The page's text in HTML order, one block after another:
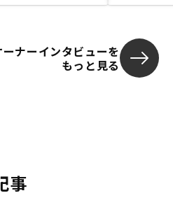
ーナーインタビューを
もっと見る
事